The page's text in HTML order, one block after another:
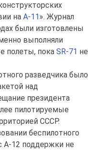
на A-11 ». Журнал
были изготовлены
выполняли
полеты, пока SR-71 не
разведчика было
над
президента
пилотируемые
СССР.
беспилотного
A-12 поддержки не